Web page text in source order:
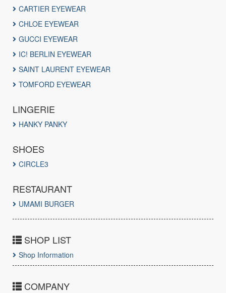
CARTIER EYEWEAR
CHLOE EYEWEAR
GUCCI EYEWEAR
IC! BERLIN EYEWEAR
SAINT LAURENT EYEWEAR
TOMFORD EYEWEAR
LINGERIE
HANKY PANKY
SHOES
CIRCLE3
RESTAURANT
UMAMI BURGER
SHOP LIST
Shop Information
COMPANY